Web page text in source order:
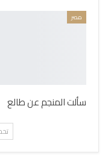
مصر
سألت المنجم عن طالع